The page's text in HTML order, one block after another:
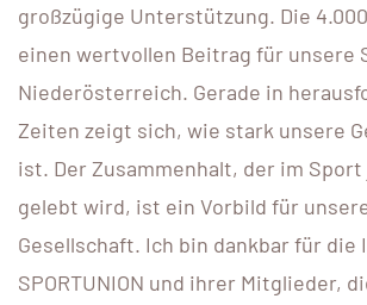
großzügige Unterstützung. Die
einen wertvollen Beitrag für unsere
Niederösterreich. Gerade in
Zeiten zeigt sich, wie stark unsere
ist. Der Zusammenhalt, der im Sport
gelebt wird, ist ein Vorbild für
Gesellschaft. Ich bin dankbar für
SPORTUNION und ihrer Mitglieder,